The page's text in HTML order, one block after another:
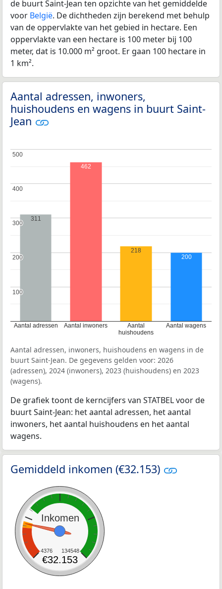
de buurt Saint-Jean ten opzichte van het gemiddelde
voor België. De dichtheden zijn berekend met behulp
van de oppervlakte van het gebied in hectare. Een
oppervlakte van een hectare is 100 meter bij 100
meter, dat is 10.000 m² groot. Er gaan 100 hectare in
1 km².
Aantal adressen, inwoners,
huishoudens en wagens in buurt Saint-
Jean
Aantal adressen Aantal inwoners
Aantal
huishoudens
Aantal wagens
100
100
200
200
300
300
400
400
500
500
311
462
218
200
Aantal adressen, inwoners, huishoudens en wagens in de
buurt Saint-Jean. De gegevens gelden voor: 2026
(adressen), 2024 (inwoners), 2023 (huishoudens) en 2023
(wagens).
De grafiek toont de kerncijfers van STATBEL voor de
buurt Saint-Jean: het aantal adressen, het aantal
inwoners, het aantal huishoudens en het aantal
wagens.
Gemiddeld inkomen (€32.153)
Inkomen
4376 134548
€32.153